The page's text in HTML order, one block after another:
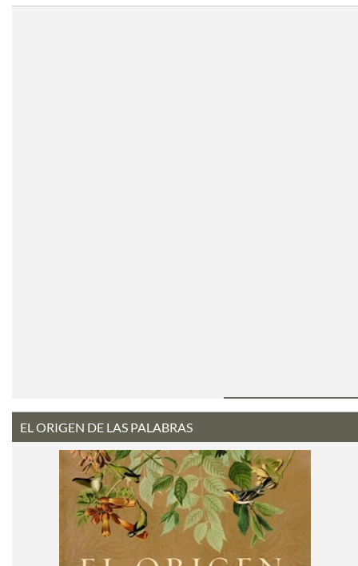
EL ORIGEN DE LAS PALABRAS